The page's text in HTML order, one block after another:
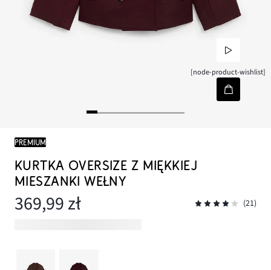
[node-product-wishlist]
PREMIUM
KURTKA OVERSIZE Z MIĘKKIEJ
MIESZANKI WEŁNY
369,99 zł (21)